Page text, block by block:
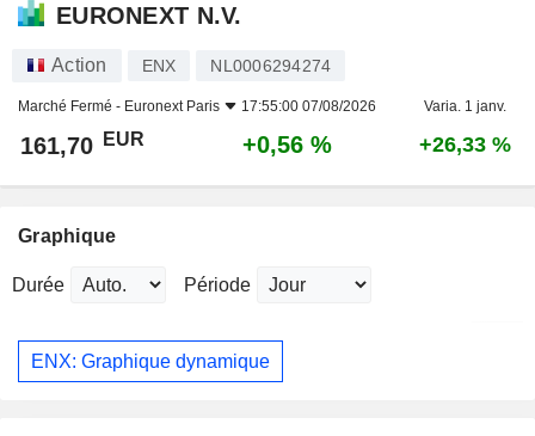
EURONEXT N.V.
Action ENX NL0006294274
Marché Fermé - Euronext Paris 17:55:00 07/08/2026 Varia. 1 janv.
161,70 EUR +0,56 % +26,33 %
Graphique
Durée Période
ENX: Graphique dynamique